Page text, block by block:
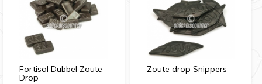
Fortisal Dubbel Zoute
Drop
Zoute drop Snippers